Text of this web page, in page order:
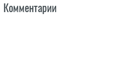
Комментарии